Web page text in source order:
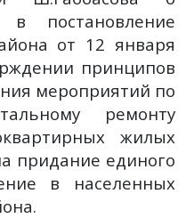
постановление
от 12 января
принципов
мероприятий по
ремонту
жилых
придание единого
в населенных